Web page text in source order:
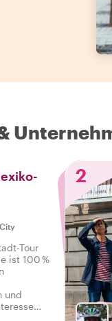
Tour
ist 100 %
und
2